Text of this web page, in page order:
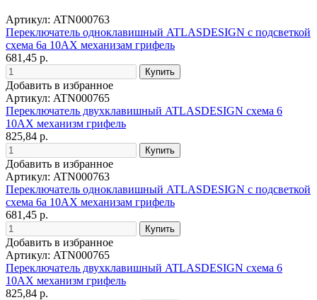
Артикул: ATN000763
Переключатель одноклавишный ATLASDESIGN с подсветкой
схема 6а 10АХ механизам грифель
681,45 р.
Добавить в избранное
Артикул: ATN000765
Переключатель двухклавишный ATLASDESIGN схема 6
10АХ механизм грифель
825,84 р.
Добавить в избранное
Артикул: ATN000763
Переключатель одноклавишный ATLASDESIGN с подсветкой
схема 6а 10АХ механизам грифель
681,45 р.
Добавить в избранное
Артикул: ATN000765
Переключатель двухклавишный ATLASDESIGN схема 6
10АХ механизм грифель
825,84 р.